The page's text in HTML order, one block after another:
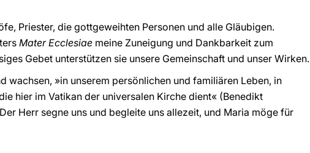
Priester, die gottgeweihten Personen und alle Gläubigen.
Mater Ecclesiae meine Zuneigung und Dankbarkeit zum
Gebet unterstützen sie unsere Gemeinschaft und unser Wirken.
wachsen, »in unserem persönlichen und familiären Leben, in
hier im Vatikan der universalen Kirche dient« (Benedikt
Herr segne uns und begleite uns allezeit, und Maria möge für